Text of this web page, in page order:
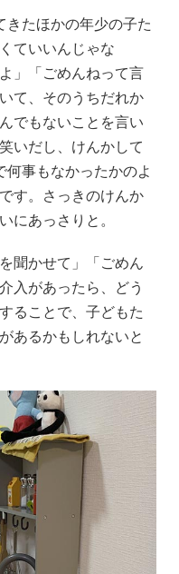
たほかの年少の子た
ていいんじゃな
」「ごめんねって言
て、そのうちだれか
でもないことを言い
いだし、けんかして
事もなかったかのよ
す。さっきのけんか
にあっさりと。
聞かせて」「ごめん
入があったら、どう
ることで、子どもた
あるかもしれないと